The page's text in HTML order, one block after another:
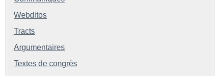
Webditos
Tracts
Argumentaires
Textes de congrès